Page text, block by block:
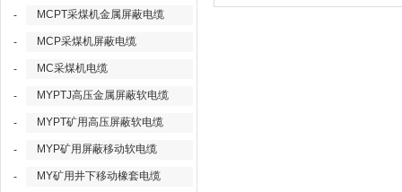
- MCPT采煤机金属屏蔽电缆
- MCP采煤机屏蔽电缆
- MC采煤机电缆
- MYPTJ高压金属屏蔽软电缆
- MYPT矿用高压屏蔽软电缆
- MYP矿用屏蔽移动软电缆
- MY矿用井下移动橡套电缆